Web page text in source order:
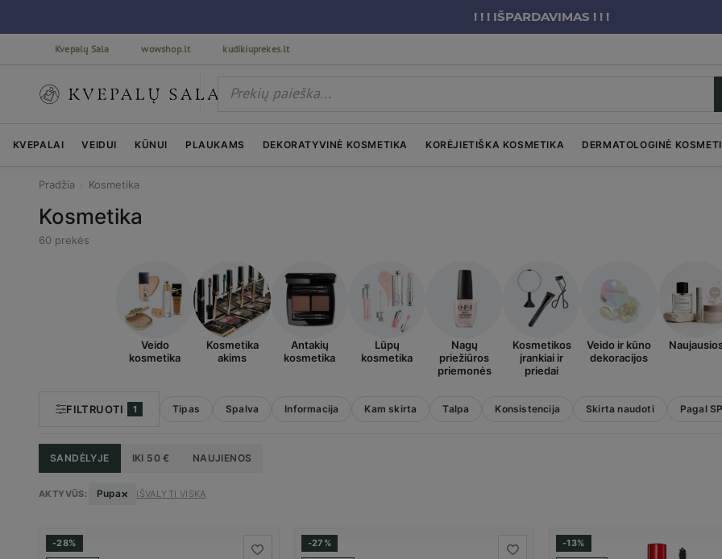
! ! ! IŠPARDAVIMAS ! ! !
Kvepalų Sala wowshop.lt kudikiuprekes.lt
KVEPALAI VEIDUI KŪNUI PLAUKAMS DEKORATYVINĖ KOSMETIKA KORĖJIETIŠKA KOSMETIKA DERMATOLOGINĖ
Pradžia Kosmetika
Kosmetika
60 prekės
Veido
kosmetika
Kosmetika
akims
Antakių
kosmetika
Lūpų
kosmetika
Nagų
priežiūros
priemonės
Kosmetikos
įrankiai ir
priedai
Veido ir kūno
dekoracijos
FILTRUOTI 1 Tipas Spalva Informacija Kam skirta Talpa Konsistencija Skirta naudoti Pagal
SANDĖLYJE IKI 50 € NAUJIENOS
AKTYVŪS: Pupa× IŠVALYTI VISKĄ
-28% -27% -13%